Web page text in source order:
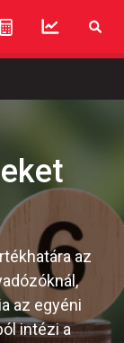
az
az egyéni
intézi a